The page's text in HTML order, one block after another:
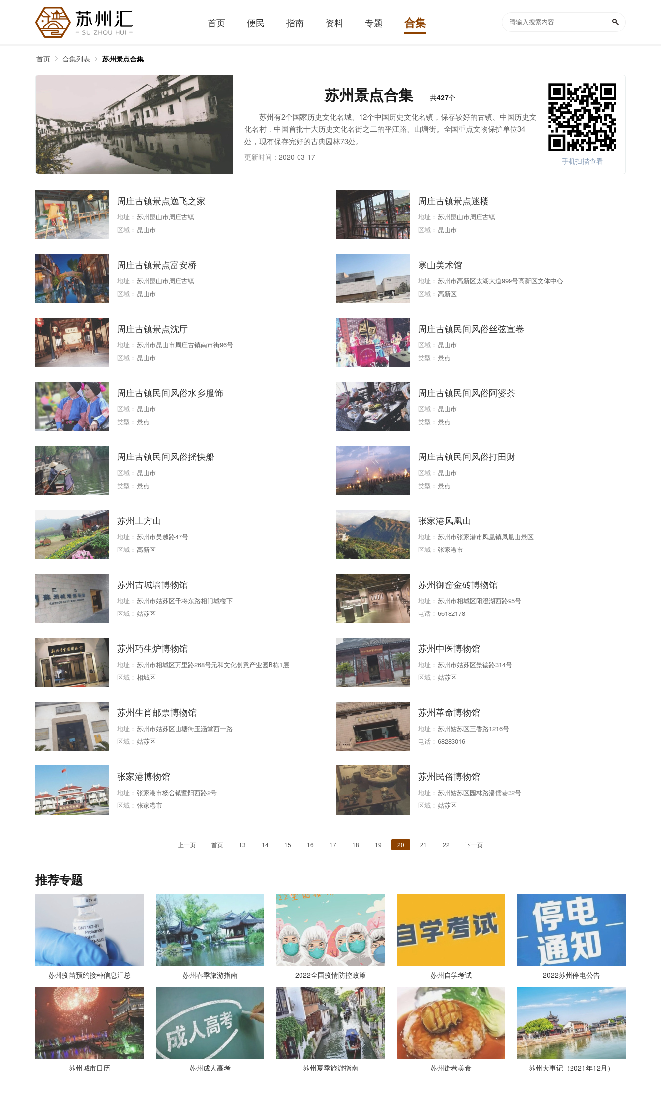
首页 便民 指南 资料 专题 合集
首页 合集列表 苏州景点合集
手机扫描查看
苏州景点合集 共427个
苏州有2个国家历史文化名城、12个中国历史文化名镇，保存较好的古镇、中国历史文
化名村，中国首批十大历史文化名街之二的平江路、山塘街。全国重点文物保护单位34
处，现有保存完好的古典园林73处。
更新时间： 2020-03-17
周庄古镇景点逸飞之家
地址： 苏州昆山市周庄古镇
区域： 昆山市
周庄古镇景点迷楼
地址： 苏州昆山市周庄古镇
区域： 昆山市
周庄古镇景点富安桥
地址： 苏州昆山市周庄古镇
区域： 昆山市
寒山美术馆​
地址： 苏州市高新区太湖大道999号高新区文体中心
区域： 高新区
周庄古镇景点沈厅
地址： 苏州市昆山市周庄古镇南市街96号
区域： 昆山市
周庄古镇民间风俗丝弦宣卷
区域： 昆山市
类型： 景点
周庄古镇民间风俗水乡服饰
区域： 昆山市
类型： 景点
周庄古镇民间风俗阿婆茶
区域： 昆山市
类型： 景点
周庄古镇民间风俗摇快船
区域： 昆山市
类型： 景点
周庄古镇民间风俗打田财
区域： 昆山市
类型： 景点
苏州上方山
地址： 苏州市吴越路47号
区域： 高新区
张家港凤凰山
地址： 苏州市张家港市凤凰镇凤凰山景区
区域： 张家港市
苏州古城墙博物馆
地址： 苏州市姑苏区干将东路相门城楼下
区域： 姑苏区
苏州御窑金砖博物馆
地址： 苏州市相城区阳澄湖西路95号
电话： 66182178
苏州巧生炉博物馆
地址： 苏州市相城区万里路268号元和文化创意产业园B栋1层
区域： 相城区
苏州中医博物馆
地址： 苏州市姑苏区景德路314号
区域： 姑苏区
苏州生肖邮票博物馆
地址： 苏州市姑苏区山塘街玉涵堂西一路
区域： 姑苏区
苏州革命博物馆
地址： 苏州姑苏区三香路1216号
电话： 68283016
张家港博物馆
地址： 张家港市杨舍镇暨阳西路2号
区域： 张家港市
苏州民俗博物馆
地址： 苏州姑苏区园林路潘儒巷32号
区域： 姑苏区
上一页 首页 13 14 15 16 17 18 19 20 21 22 下一页
推荐专题
苏州疫苗预约接种信息汇总 苏州春季旅游指南 2022全国疫情防控政策 苏州自学考试 2022苏州停电公告
苏州城市日历 苏州成人高考 苏州夏季旅游指南 苏州街巷美食 苏州大事记（2021年12月）